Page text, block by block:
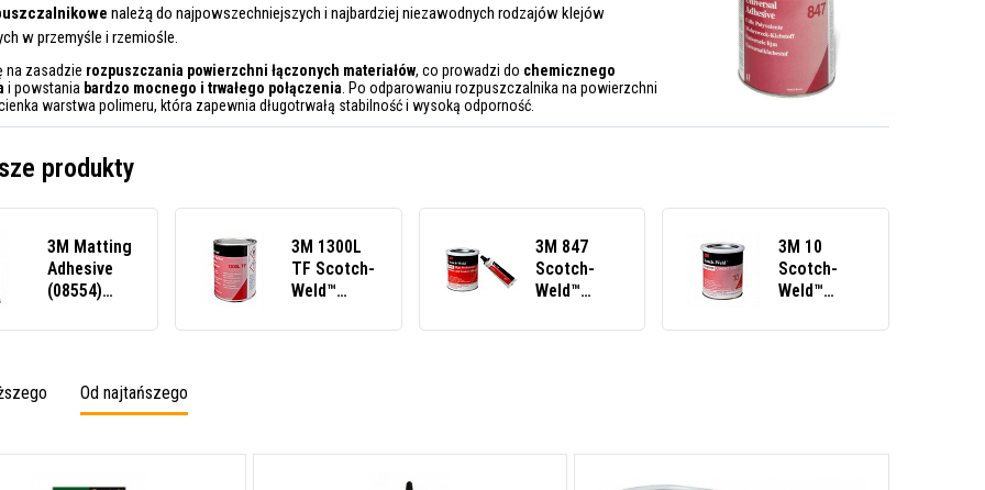
należą do najpowszechniejszych i najbardziej niezawodnych rodzajów klejów
w przemyśle i rzemiośle.
na zasadzie rozpuszczania powierzchni łączonych materiałów, co prowadzi do chemicznego
i powstania bardzo mocnego i trwałego połączenia . Po odparowaniu rozpuszczalnika na powierzchni
warstwa polimeru, która zapewnia długotrwałą stabilność i wysoką odporność.
produkty
3M Matting
Adhesive
(08554)
spojování
3M 1300L
TF Scotch-
Weld™
kontaktní
3M 847
Scotch-
Weld™
lepidlo 148
3M 10
Scotch-
Weld™
rozpouštědlové
Od najtańszego